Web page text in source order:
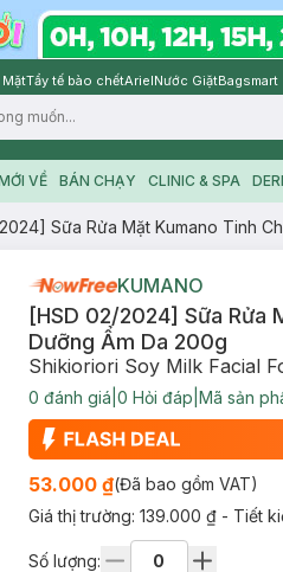
MặtTẩy tế bào chếtArielNước GiặtBagsmart
VỀ BÁN CHẠY CLINIC & SPA
Sữa Rửa Mặt Kumano Tinh
KUMANO
[HSD 02/2024] Sữa Rửa
Dưỡng Ẩm Da 200g
Shikioriori Soy Milk Facial
0 đánh giá 0 Hỏi đáp Mã sản
53.000 ₫(Đã bao gồm VAT)
Giá thị trường: 139.000 ₫ - Tiết
Số lượng: